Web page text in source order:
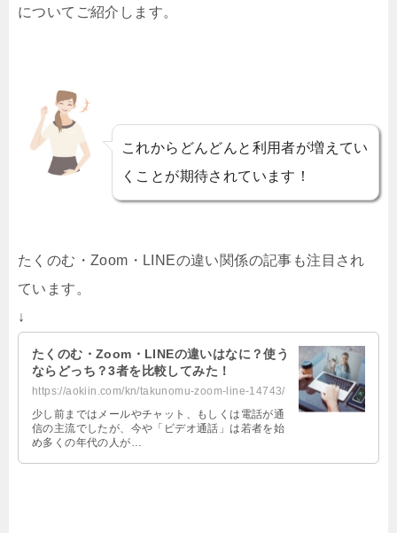
についてご紹介します。
これからどんどんと利用者が増えてい
くことが期待されています！
たくのむ・Zoom・LINEの違い関係の記事も注目され
ています。
↓
たくのむ・Zoom・LINEの違いはなに？使う
ならどっち？3者を比較してみた！
https://aokiin.com/kn/takunomu-zoom-line-14743/
少し前まではメールやチャット、もしくは電話が通
信の主流でしたが、今や「ビデオ通話」は若者を始
め多くの年代の人が…